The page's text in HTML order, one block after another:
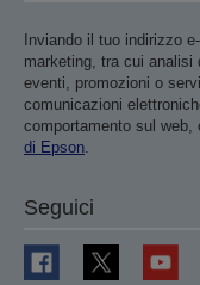
Inviando il tuo indirizzo
marketing, tra cui analisi
eventi, promozioni o
comunicazioni
comportamento sul web,
di Epson.
Seguici